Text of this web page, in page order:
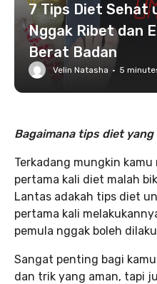
7 Tips Diet Sehat
Nggak Ribet dan
Berat Badan
Velin Natasha · 5
Bagaimana tips diet
Terkadang mungkin
pertama kali diet malah
Lantas adakah tips diet
pertama kali
pemula nggak boleh
Sangat penting bagi
dan trik yang aman, tapi